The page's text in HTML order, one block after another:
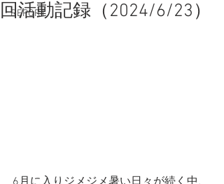
REPORT
回活動記録（2024/6/23）